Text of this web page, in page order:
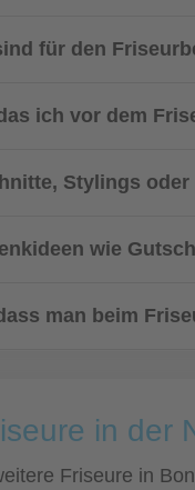
für den
ich vor dem
Stylings
wie
man beim
in der
Friseure in